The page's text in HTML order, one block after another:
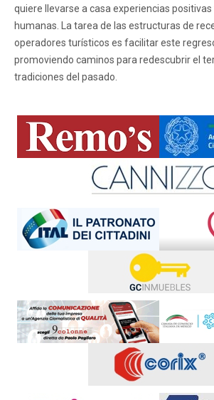
quiere llevarse a casa experiencias positivas
humanas. La tarea de las estructuras de
operadores turísticos es facilitar este
promoviendo caminos para redescubrir el
tradiciones del pasado.